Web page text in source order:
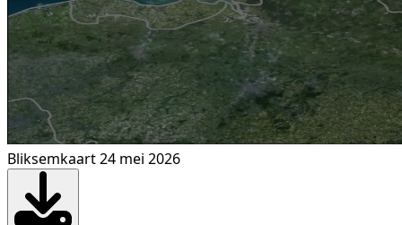
Bliksemkaart 24 mei 2026